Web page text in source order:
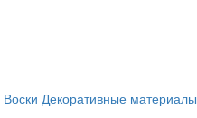
Воски Декоративные материалы